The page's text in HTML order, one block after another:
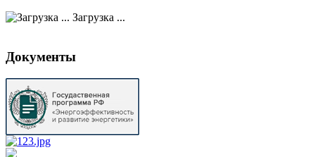
Загрузка ...
Документы